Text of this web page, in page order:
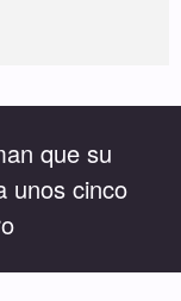
que su
unos cinco